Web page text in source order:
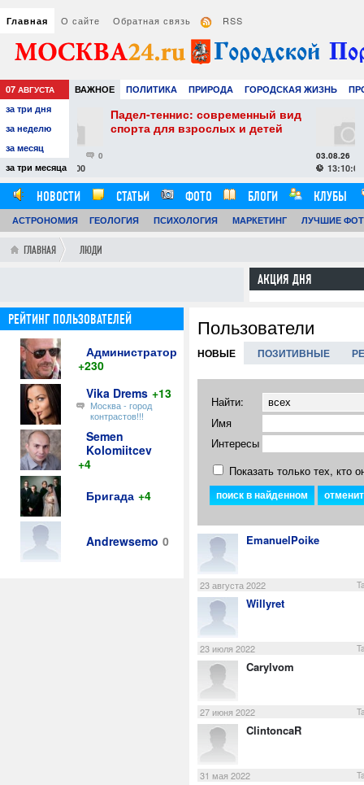
Главная О сайте Обратная связь RSS
07 АВГУСТА ВАЖНОЕ ПОЛИТИКА ПРИРОДА ГОРОДСКАЯ ЖИЗНЬ
ТЕХНОЛОГИИ
за три дня
за неделю
за месяц
за три месяца
теннис: современный вид
для взрослых и детей
Как выбрать
воздуха:
комфортного и
микроклимата
НОВОСТИ СТАТЬИ ФОТО БЛОГИ
КЛУБЫ
ОБЗОРЫ
ВИДЕОРЕПОРТАЖИ
АСТРОНОМИЯ ГЕОЛОГИЯ ПСИХОЛОГИЯ МАРКЕТИНГ ЛУЧШИЕ
ГЛАВНАЯ ЛЮДИ
АКЦИЯ ДНЯ
Пользователи
НОВЫЕ ПОЗИТИВНЫЕ
Найти:
Имя
Интересы
Показать только тех, кто
EmanuelPoike
23 августа 2022
Willyret
23 июля 2022
Carylvom
27 июня 2022
ClintoncaR
31 мая 2022
РЕЙТИНГ ПОЛЬЗОВАТЕЛЕЙ
Администратор
+230
Vika Drems +13
Москва - город
контрастов!!!
Semen
Kolomiitcev
+4
Бригада +4
Andrewsemo 0